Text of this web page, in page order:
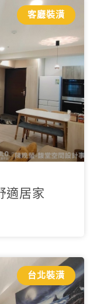
客廳裝潢
適居家
台北裝潢